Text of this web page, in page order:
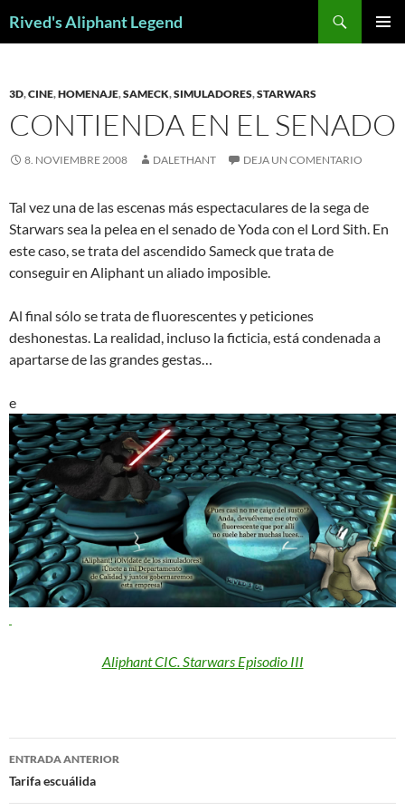
Rived's Aliphant Legend
3D,CINE,HOMENAJE,SAMECK,SIMULADORES,STARWARS
CONTIENDA EN EL SENADO
8. NOVIEMBRE 2008 DALETHANT DEJA UN COMENTARIO
Tal vez una de las escenas más espectaculares de la sega de
Starwars sea la pelea en el senado de Yoda con el Lord Sith. En
este caso, se trata del ascendido Sameck que trata de
conseguir en Aliphant un aliado imposible.
Al final sólo se trata de fluorescentes y peticiones
deshonestas. La realidad, incluso la ficticia, está condenada a
apartarse de las grandes gestas…
e
Aliphant CIC. Starwars Episodio III
Navegación
de
ENTRADA ANTERIOR
Tarifa escuálida